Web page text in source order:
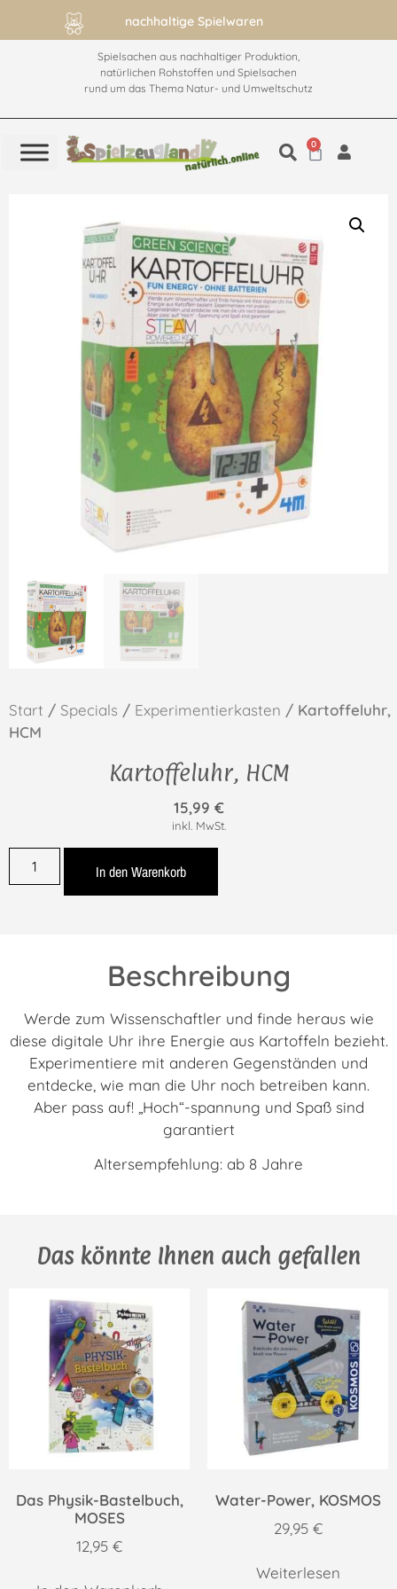
nachhaltige Spielwaren
Spielsachen aus nachhaltiger Produktion,
natürlichen Rohstoffen und Spielsachen
rund um das Thema Natur- und Umweltschutz
0
Start / Specials / Experimentierkasten / Kartoffeluhr,
HCM
Kartoffeluhr, HCM
15,99 €
inkl. MwSt.
In den Warenkorb
Beschreibung
Werde zum Wissenschaftler und finde heraus wie
diese digitale Uhr ihre Energie aus Kartoffeln bezieht.
Experimentiere mit anderen Gegenständen und
entdecke, wie man die Uhr noch betreiben kann.
Aber pass auf! „Hoch“-spannung und Spaß sind
garantiert
Altersempfehlung: ab 8 Jahre
Das könnte Ihnen auch gefallen
Das Physik-Bastelbuch,
MOSES
12,95 €
Water-Power, KOSMOS
29,95 €
Weiterlesen